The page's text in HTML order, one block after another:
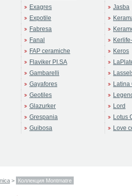
Exagres
Expotile
Fabresa
Fanal
FAP ceramiche
Flaviker PI.SA
Gambarelli
Gayafores
Geotiles
Glazurker
Grespania
Guibosa
Jasba
Keros
Latina
Lord
Lotus
Love
> Коллекция Montmatre